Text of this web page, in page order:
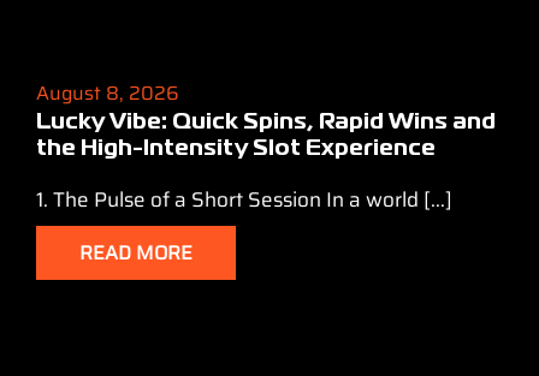
August 8, 2026
Lucky Vibe: Quick Spins, Rapid Wins and
the High‑Intensity Slot Experience
1. The Pulse of a Short Session In a world [...]
READ MORE